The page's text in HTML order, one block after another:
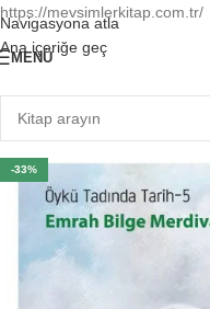
https://mevsimlerkitap.com.tr/
Navigasyona atla
Ana içeriğe geç
MENÜ
-33%